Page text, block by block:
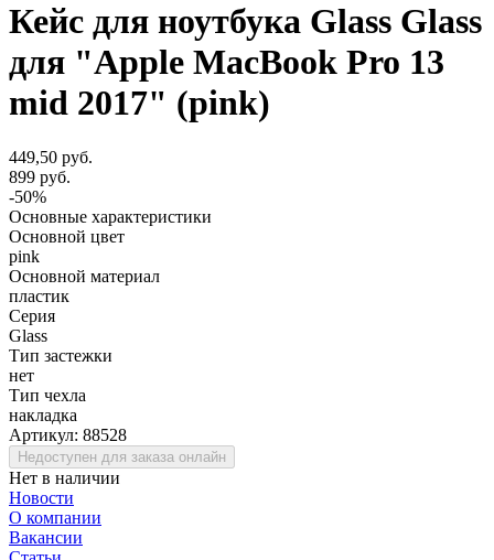
Кейс для ноутбука Glass Glass
для "Apple MacBook Pro 13
mid 2017" (pink)
449,50 руб.
899 руб.
-50%
Основные характеристики
Основной цвет
pink
Основной материал
пластик
Серия
Glass
Тип застежки
нет
Тип чехла
накладка
Артикул: 88528
Недоступен для заказа онлайн
Нет в наличии
Новости
О компании
Вакансии